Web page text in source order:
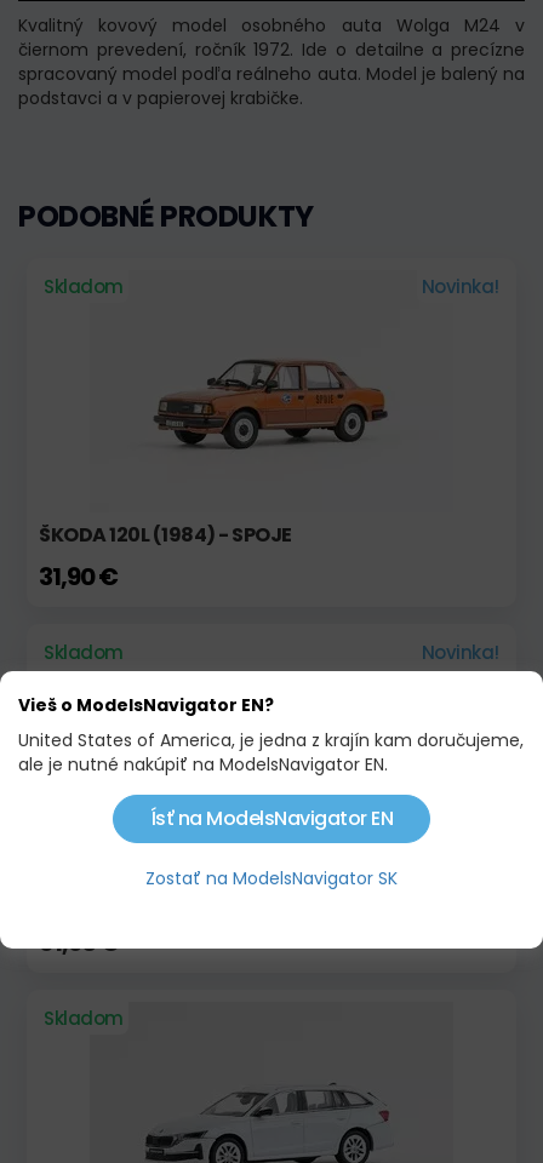
Kvalitný kovový model osobného auta Wolga M24 v
čiernom prevedení, ročník 1972. Ide o detailne a precízne
spracovaný model podľa reálneho auta. Model je balený na
podstavci a v papierovej krabičke.
PODOBNÉ PRODUKTY
Skladom Novinka!
ŠKODA 120L (1984) - SPOJE
31,90 €
Skladom Novinka!
61,90 €
Skladom
Vieš o ModelsNavigator EN?
United States of America, je jedna z krajín kam doručujeme,
ale je nutné nakúpiť na ModelsNavigator EN.
Ísť na ModelsNavigator EN
Zostať na ModelsNavigator SK